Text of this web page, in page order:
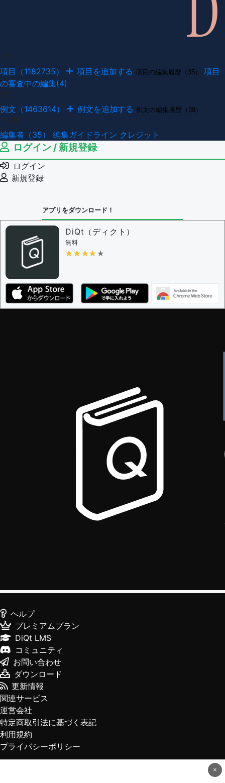
×
項目（1182735） 項目を追加する 項目の編集履歴（35）
項目
の審査中の編集(4)
例文（1463614） 例文を追加する 例文の編集履歴（39）
編集者（35） 編集ガイドライン クレジット
ログイン / 新規登録
ログイン
新規登録
アプリをダウンロード！
DiQt（ディクト）
無料
★★★★★
★★★★★
ヘルプ
プレミアムプラン
DiQt LMS
コミュニティ
お問い合わせ
ダウンロード
更新情報
関連サービス
運営会社
特定商取引法に基づく表記
利用規約
プライバシーポリシー